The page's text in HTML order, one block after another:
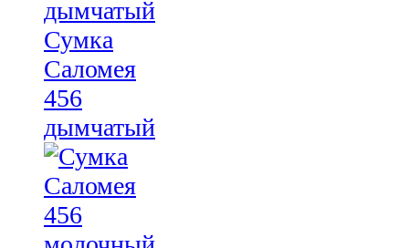
Сумка
Саломея
456
дымчатый